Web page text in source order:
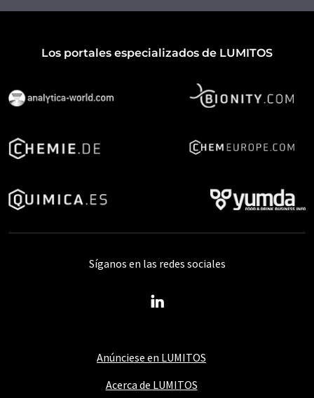
Los portales especializados de LUMITOS
Anúnciese en LUMITOS
Acerca de LUMITOS
Síganos en las redes sociales